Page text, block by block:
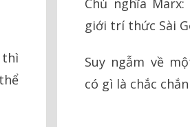
thì
Chủ nghĩa
giới trí thức Sài
Suy ngẫm về
có gì là chắc chắn